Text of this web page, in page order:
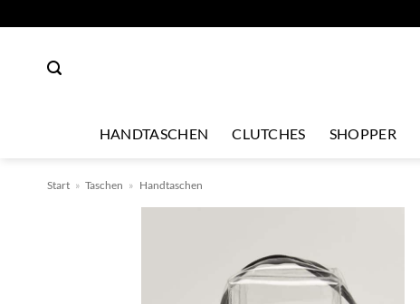
springen
HANDTASCHEN CLUTCHES SHOPPER
Start » Taschen » Handtaschen